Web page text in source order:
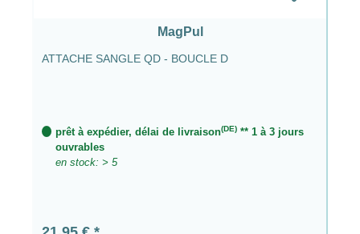
MagPul
ATTACHE SANGLE QD - BOUCLE D
prêt à expédier, délai de livraison(DE) ** 1 à 3 jours
ouvrables
en stock: > 5
Prix régulier :